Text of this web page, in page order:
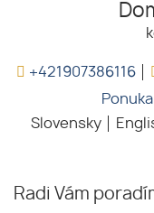
+421907386116
Slovensky
Radi Vám